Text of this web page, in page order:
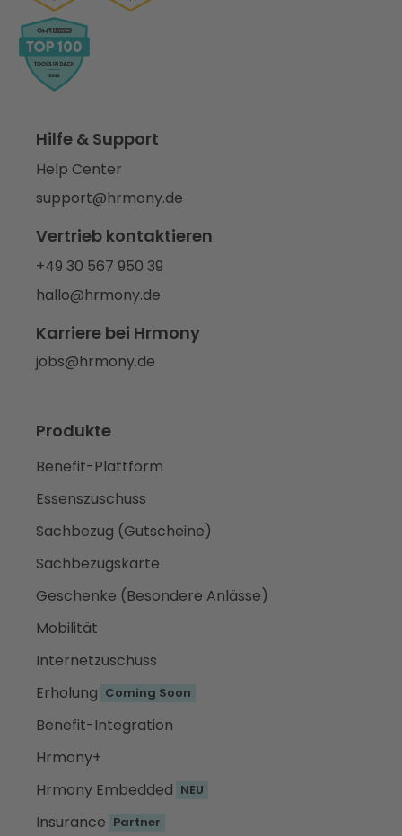
Hilfe & Support
Help Center
support@hrmony.de
Vertrieb kontaktieren
+49 30 567 950 39
hallo@hrmony.de
Karriere bei Hrmony
jobs@hrmony.de
Produkte
Benefit-Plattform
Essenszuschuss
Sachbezug (Gutscheine)
Sachbezugskarte
Geschenke (Besondere Anlässe)
Mobilität
Internetzuschuss
Erholung Coming Soon
Benefit-Integration
Hrmony+
Hrmony Embedded NEU
Insurance Partner